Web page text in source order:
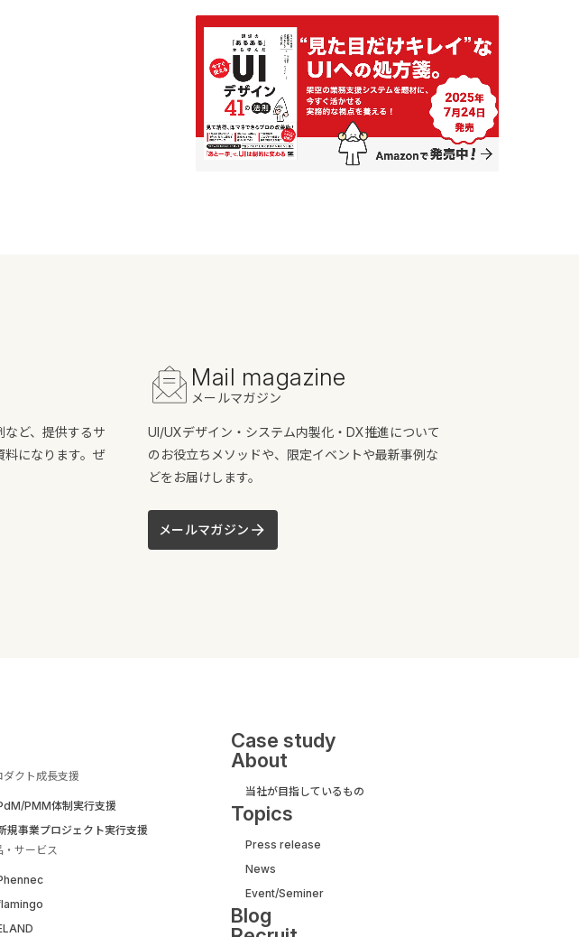
ど、提供するサ
料になります。ぜ
Mail magazine
メールマガジン
UI/UXデザイン・システム内製化・DX推進について
のお役立ちメソッドや、限定イベントや最新事例な
どをお届けします。
メールマガジン
ダクト成長支援
PMM体制実行支援
規事業プロジェクト実行支援
・サービス
Case study
About
当社が目指しているもの
Topics
Press release
News
Event/Seminer
Blog